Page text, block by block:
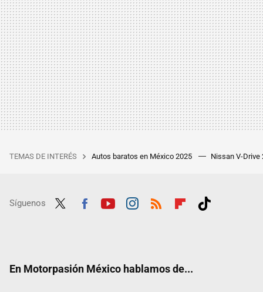
TEMAS DE INTERÉS Autos baratos en México 2025 Nissan V-Drive
Síguenos
En Motorpasión México hablamos de...